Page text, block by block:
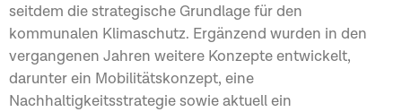
seitdem die strategische Grundlage für den
kommunalen Klimaschutz. Ergänzend wurden in den
vergangenen Jahren weitere Konzepte entwickelt,
darunter ein Mobilitätskonzept, eine
Nachhaltigkeitsstrategie sowie aktuell ein